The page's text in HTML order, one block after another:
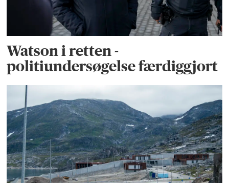
Watson i retten -
politiundersøgelse færdiggjort